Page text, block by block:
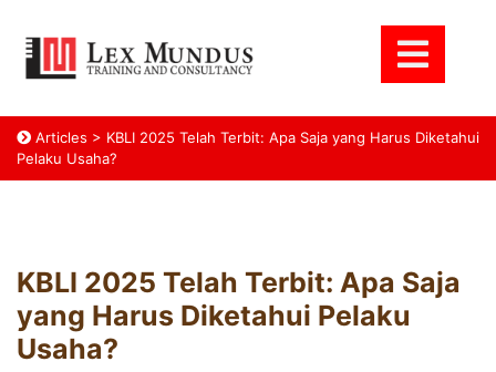
Articles > KBLI 2025 Telah Terbit: Apa Saja yang Harus Diketahui
Pelaku Usaha?
KBLI 2025 Telah Terbit: Apa Saja
yang Harus Diketahui Pelaku
Usaha?